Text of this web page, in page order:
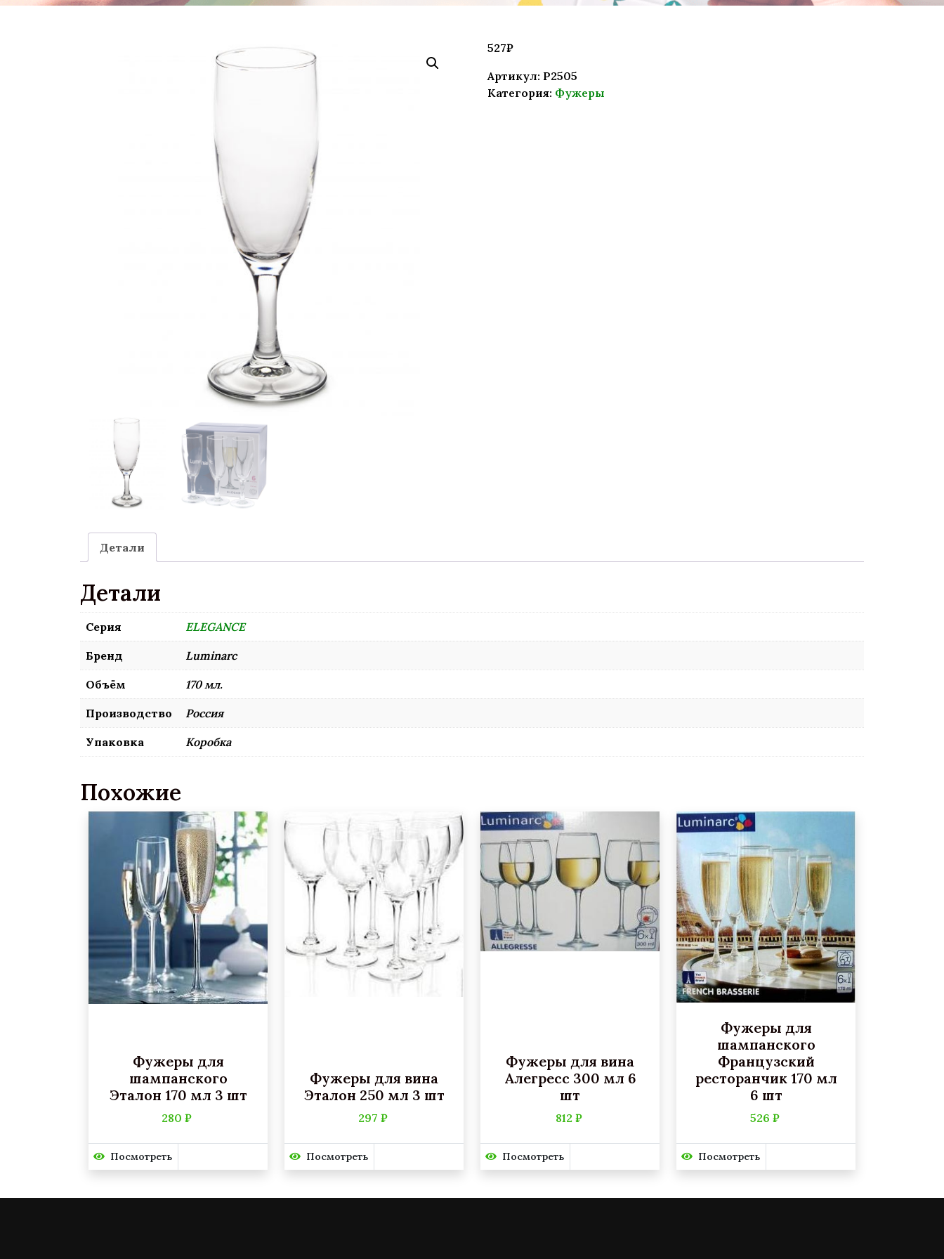
527₽
Артикул: P2505
Категория: Фужеры
Детали
Детали
Серия ELEGANCE
Бренд Luminarc
Объём 170 мл.
Производство Россия
Упаковка Коробка
Похожие
Фужеры для
шампанского
Эталон 170 мл 3 шт
280 ₽
Посмотреть
Фужеры для вина
Эталон 250 мл 3 шт
297 ₽
Посмотреть
Фужеры для вина
Алегресс 300 мл 6
шт
812 ₽
Посмотреть
Фужеры для
шампанского
Французский
ресторанчик 170 мл
6 шт
526 ₽
Посмотреть